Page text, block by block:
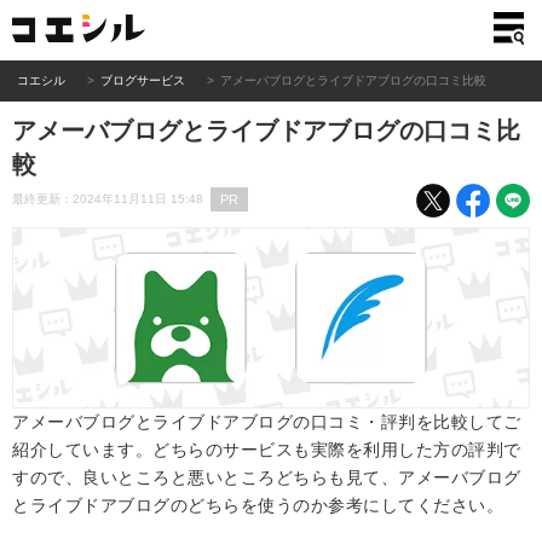
コエシル ブログサービス アメーバブログとライブドアブログの口コミ比較
アメーバブログとライブドアブログの口コミ比
較
最終更新：2024年11月11日 15:48 PR
アメーバブログとライブドアブログの口コミ・評判を比較してご
紹介しています。どちらのサービスも実際を利用した方の評判で
すので、良いところと悪いところどちらも見て、アメーバブログ
とライブドアブログのどちらを使うのか参考にしてください。